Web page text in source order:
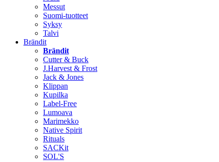
Messut
Suomi-tuotteet
Syksy
Talvi
Brändit
Brändit
Cutter & Buck
J.Harvest & Frost
Jack & Jones
Klippan
Kupilka
Label-Free
Lumoava
Marimekko
Native Spirit
Rituals
SACKit
SOL'S